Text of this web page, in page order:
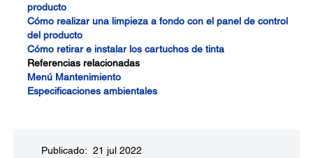
producto
Cómo realizar una limpieza a fondo con el panel de control
del producto
Cómo retirar e instalar los cartuchos de tinta
Referencias relacionadas
Menú Mantenimiento
Especificaciones ambientales
Publicado: 21 jul 2022